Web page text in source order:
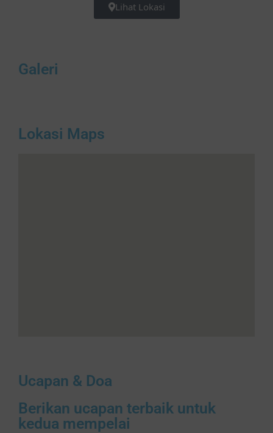
Lihat Lokasi
Galeri
Lokasi Maps
Ucapan & Doa
Berikan ucapan terbaik untuk
kedua mempelai